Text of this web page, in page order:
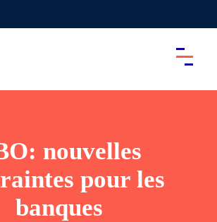
nouvelles
pour les
banques